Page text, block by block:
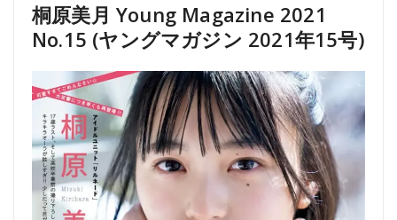
桐原美月 Young Magazine 2021
No.15 (ヤングマガジン 2021年15号)